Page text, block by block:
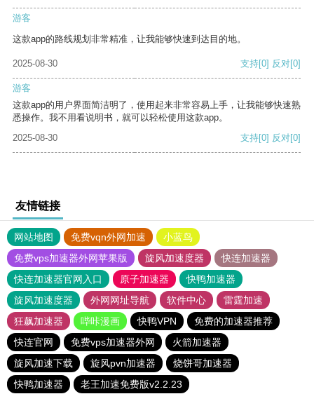
游客
这款app的路线规划非常精准，让我能够快速到达目的地。
2025-08-30 支持[0] 反对[0]
游客
这款app的用户界面简洁明了，使用起来非常容易上手，让我能够快速熟
悉操作。我不用看说明书，就可以轻松使用这款app。
2025-08-30
支持[0] 反对[0]
友情链接
网站地图 免费vqn外网加速
小蓝鸟
免费vps加速器外网苹果版
旋风加速度器
快连加速器
快连加速器官网入口
原子加速器
快鸭加速器
旋风加速度器
外网网址导航 软件中心
雷霆加速
狂飙加速器
哔咔漫画 快鸭VPN
免费的加速器推荐
快连官网
免费vps加速器外网
火箭加速器
旋风加速下载
旋风pvn加速器
烧饼哥加速器
快鸭加速器
老王加速免费版v2.2.23